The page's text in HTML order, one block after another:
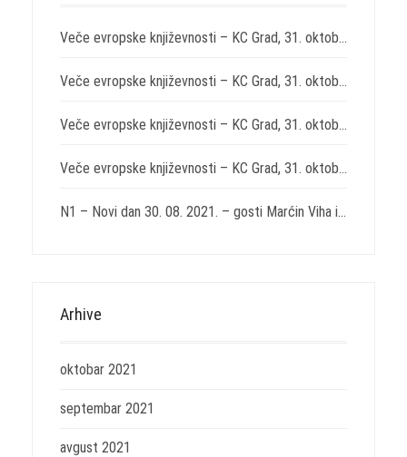
Veče evropske književnosti – KC Grad, 31. oktobar 2021. – „Svirepost“ Nikole Lađoje i „Izabrane drame“ Juna Fosea
Veče evropske književnosti – KC Grad, 31. oktobar 2021. – „Na kočijama Svetog Ilije“ Endrea Adija
Veče evropske književnosti – KC Grad, 31. oktobar 2021. – „Sedam komedija“ Tita Makcija Plauta
Veče evropske književnosti – KC Grad, 31. oktobar 2021. – „Istočno od Zapada“ Miroslava Penkova
N1 – Novi dan 30. 08. 2021. – gosti Marćin Viha i Aleksandar Božić
Arhive
oktobar 2021
septembar 2021
avgust 2021